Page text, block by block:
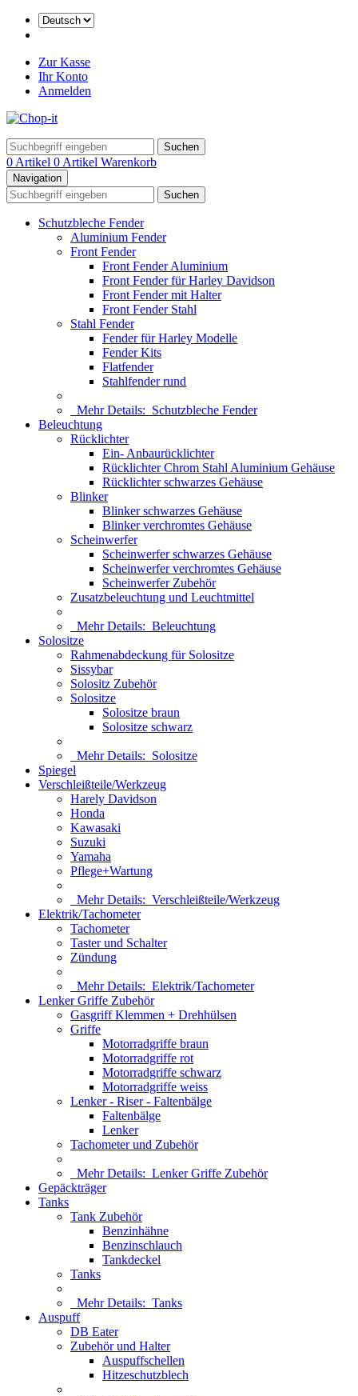
Zur Kasse
Ihr Konto
Anmelden
Suchen
0 Artikel 0 Artikel Warenkorb
Navigation
Suchen
Schutzbleche Fender
Aluminium Fender
Front Fender
Front Fender Aluminium
Front Fender für Harley Davidson
Front Fender mit Halter
Front Fender Stahl
Stahl Fender
Fender für Harley Modelle
Fender Kits
Flatfender
Stahlfender rund
Mehr Details: Schutzbleche Fender
Beleuchtung
Rücklichter
Ein- Anbaurücklichter
Rücklichter Chrom Stahl Aluminium Gehäuse
Rücklichter schwarzes Gehäuse
Blinker
Blinker schwarzes Gehäuse
Blinker verchromtes Gehäuse
Scheinwerfer
Scheinwerfer schwarzes Gehäuse
Scheinwerfer verchromtes Gehäuse
Scheinwerfer Zubehör
Zusatzbeleuchtung und Leuchtmittel
Mehr Details: Beleuchtung
Solositze
Rahmenabdeckung für Solositze
Sissybar
Solositz Zubehör
Solositze
Solositze braun
Solositze schwarz
Mehr Details: Solositze
Spiegel
Verschleißteile/Werkzeug
Harely Davidson
Honda
Kawasaki
Suzuki
Yamaha
Pflege+Wartung
Mehr Details: Verschleißteile/Werkzeug
Elektrik/Tachometer
Tachometer
Taster und Schalter
Zündung
Mehr Details: Elektrik/Tachometer
Lenker Griffe Zubehör
Gasgriff Klemmen + Drehhülsen
Griffe
Motorradgriffe braun
Motorradgriffe rot
Motorradgriffe schwarz
Motorradgriffe weiss
Lenker - Riser - Faltenbälge
Faltenbälge
Lenker
Tachometer und Zubehör
Mehr Details: Lenker Griffe Zubehör
Gepäckträger
Tanks
Tank Zubehör
Benzinhähne
Benzinschlauch
Tankdeckel
Tanks
Mehr Details: Tanks
Auspuff
DB Eater
Zubehör und Halter
Auspuffschellen
Hitzeschutzblech